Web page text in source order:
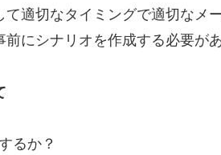
て適切なタイミングで適切なメ
にシナリオを作成する必要があ
るか？